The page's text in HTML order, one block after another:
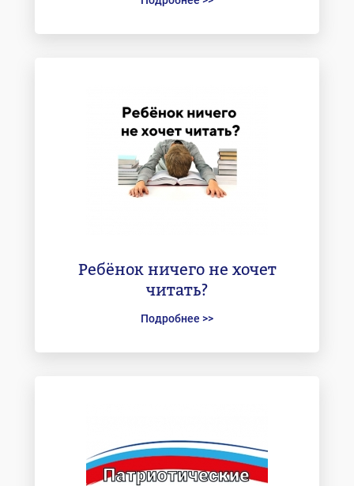
Ребёнок ничего не хочет
читать?
Подробнее >>